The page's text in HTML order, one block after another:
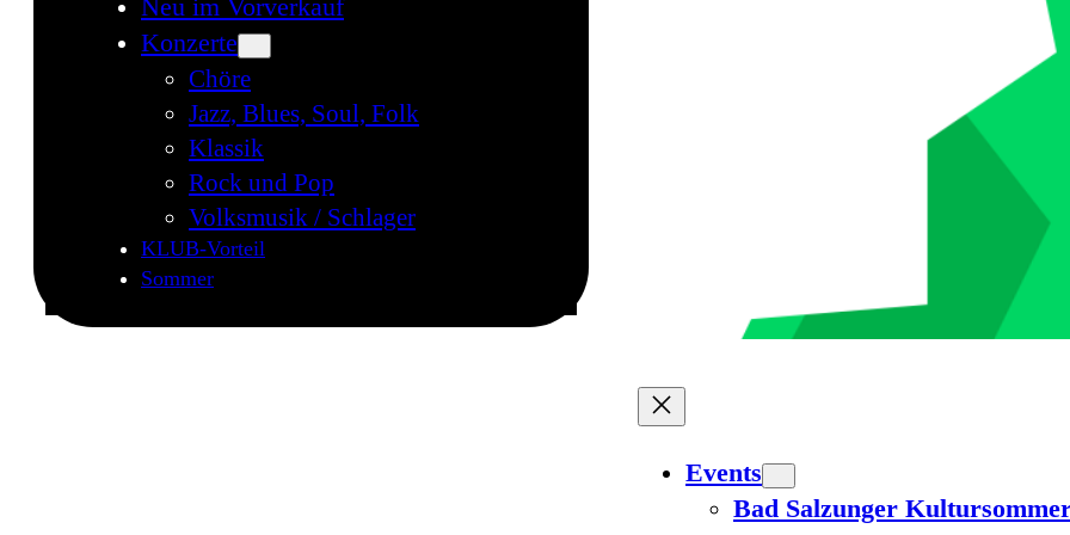
Neu im Vorverkauf
Konzerte
Chöre
Jazz, Blues, Soul, Folk
Klassik
Rock und Pop
Volksmusik / Schlager
KLUB-Vorteil
Sommer
Events
Bad Salzunger